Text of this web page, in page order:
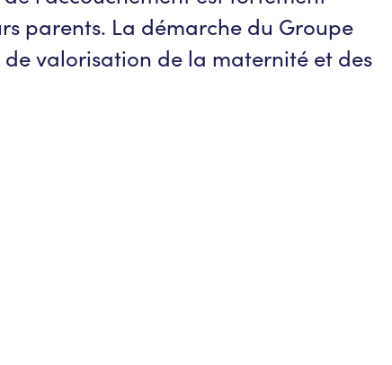
parents. La démarche du Groupe
valorisation de la maternité et des